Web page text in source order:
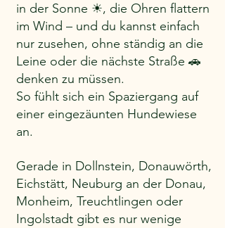
in der Sonne ☀, die Ohren flattern
im Wind – und du kannst einfach
nur zusehen, ohne ständig an die
Leine oder die nächste Straße 🚗
denken zu müssen.
So fühlt sich ein Spaziergang auf
einer eingezäunten Hundewiese
an.
Gerade in Dollnstein, Donauwörth,
Eichstätt, Neuburg an der Donau,
Monheim, Treuchtlingen oder
Ingolstadt gibt es nur wenige